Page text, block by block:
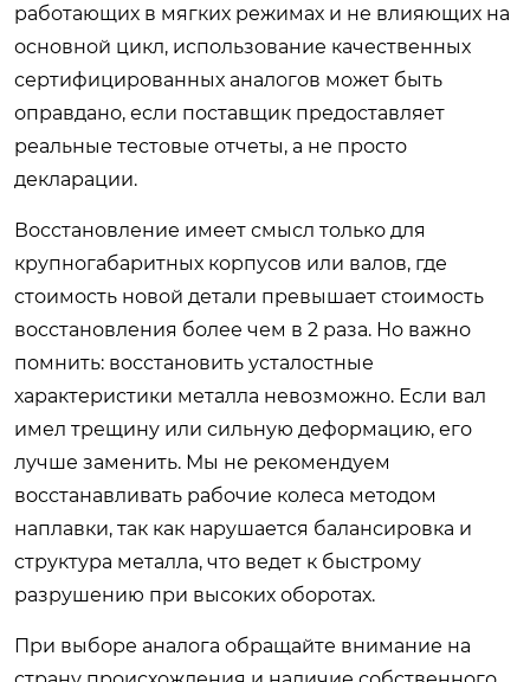
работающих в мягких режимах и не влияющих на
основной цикл, использование качественных
сертифицированных аналогов может быть
оправдано, если поставщик предоставляет
реальные тестовые отчеты, а не просто
декларации.
Восстановление имеет смысл только для
крупногабаритных корпусов или валов, где
стоимость новой детали превышает стоимость
восстановления более чем в 2 раза. Но важно
помнить: восстановить усталостные
характеристики металла невозможно. Если вал
имел трещину или сильную деформацию, его
лучше заменить. Мы не рекомендуем
восстанавливать рабочие колеса методом
наплавки, так как нарушается балансировка и
структура металла, что ведет к быстрому
разрушению при высоких оборотах.
При выборе аналога обращайте внимание на